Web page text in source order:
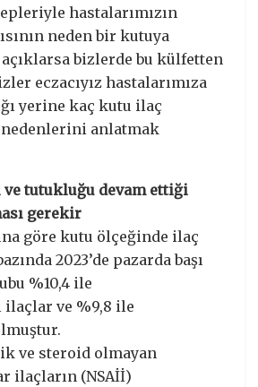
hastalarımızın
neden bir kutuya
bizlerde bu külfetten
eczacıyız hastalarımıza
yerine kaç kutu ilaç
nedenlerini anlatmak
ve tutukluğu devam ettiği
gerekir
göre kutu ölçeğinde ilaç
2023’de pazarda başı
%10,4 ile
ve %9,8 ile
ve steroid olmayan
ilaçların (NSAİİ)